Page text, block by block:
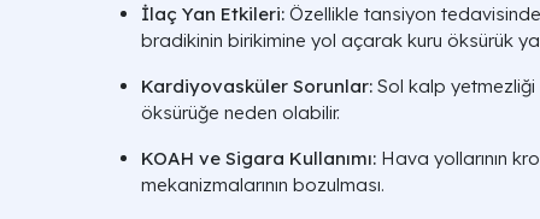
İlaç Yan Etkileri: Özellikle tansiyon
bradikinin birikimine yol açarak kuru öksürük
Kardiyovasküler Sorunlar: Sol kalp yetmezliği
öksürüğe neden olabilir.
KOAH ve Sigara Kullanımı: Hava yollarının
mekanizmalarının bozulması.